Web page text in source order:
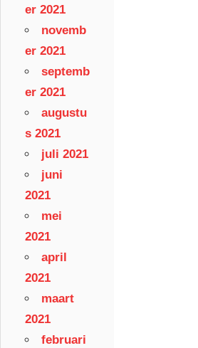
er 2021
novemb
er 2021
septemb
er 2021
augustu
s 2021
juli 2021
juni
2021
mei
2021
april
2021
maart
2021
februari